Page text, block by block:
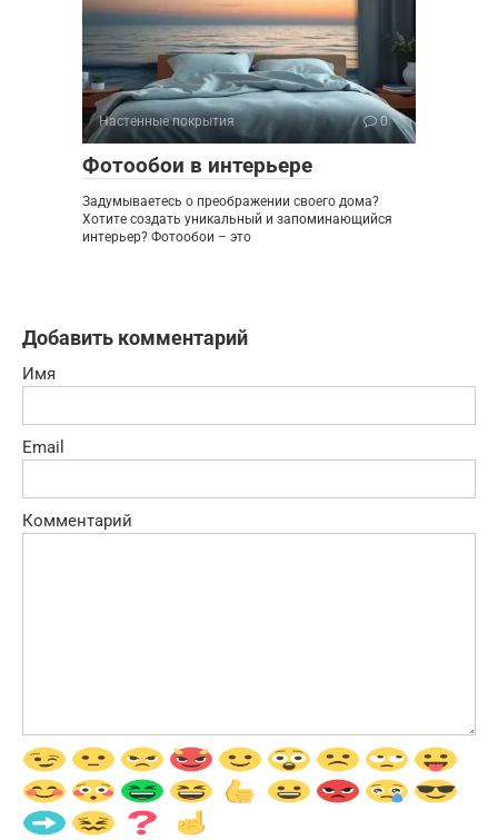
Настенные покрытия 0
Фотообои в интерьере
Задумываетесь о преображении своего дома?
Хотите создать уникальный и запоминающийся
интерьер? Фотообои – это
Добавить комментарий
Имя
Email
Комментарий